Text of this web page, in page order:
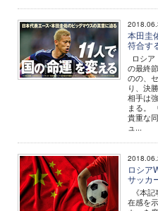
本田圭
符合す
ロシ
の最終
のの、
り、決
相手は
まる。
貴重な
ュ...
ロシア
サッカ
《本
在感を